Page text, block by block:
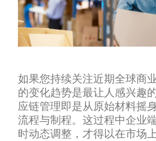
如果您持续关注近期全球商
的变化趋势是最让人感兴趣
应链管理即是从原始材料摇
流程与制程。这过程中企业
时动态调整，才得以在市场